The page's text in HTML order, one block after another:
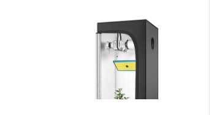
t
s
o
r